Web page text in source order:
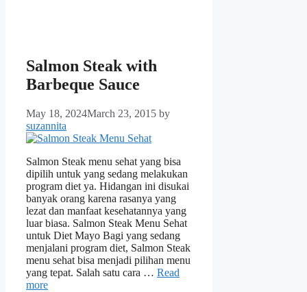
Salmon Steak with
Barbeque Sauce
May 18, 2024March 23, 2015 by
suzannita
Salmon Steak menu sehat yang bisa
dipilih untuk yang sedang melakukan
program diet ya. Hidangan ini disukai
banyak orang karena rasanya yang
lezat dan manfaat kesehatannya yang
luar biasa. Salmon Steak Menu Sehat
untuk Diet Mayo Bagi yang sedang
menjalani program diet, Salmon Steak
menu sehat bisa menjadi pilihan menu
yang tepat. Salah satu cara … Read
more